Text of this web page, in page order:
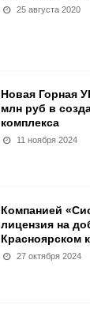
25 августа 2020
Новая Горная
млн руб в
комплекса
11 ноября 2024
Компанией
лицензия на
Красноярском
27 октября 2024